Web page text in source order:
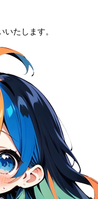
たします。